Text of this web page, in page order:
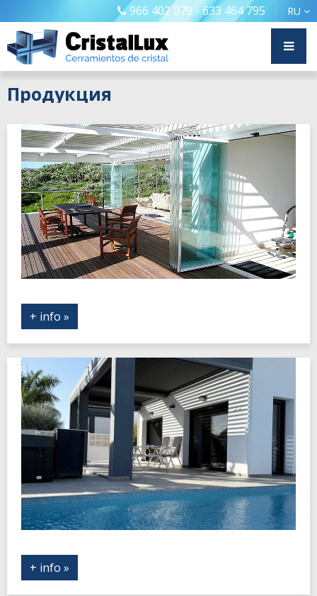
RU
966 402 079 - 633 464 795
Продукция
+ info »
+ info »